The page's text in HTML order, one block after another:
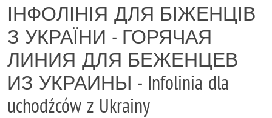
ІНФОЛІНІЯ ДЛЯ БІЖЕНЦІВ
З УКРАЇНИ - ГОРЯЧАЯ
ЛИНИЯ ДЛЯ БЕЖЕНЦЕВ
ИЗ УКРАИНЫ - Infolinia dla
uchodźców z Ukrainy